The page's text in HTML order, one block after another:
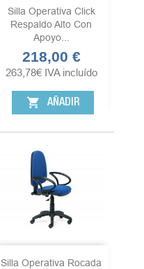
Silla Operativa Click
Respaldo Alto Con
Apoyo...
Precio
218,00 €
263,78€ IVA incluído
shopping_cart AÑADIR
Silla Operativa Rocada